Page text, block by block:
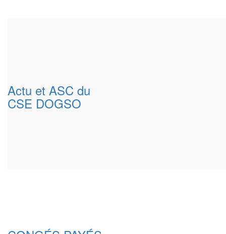
Actu et ASC du
CSE DOGSO